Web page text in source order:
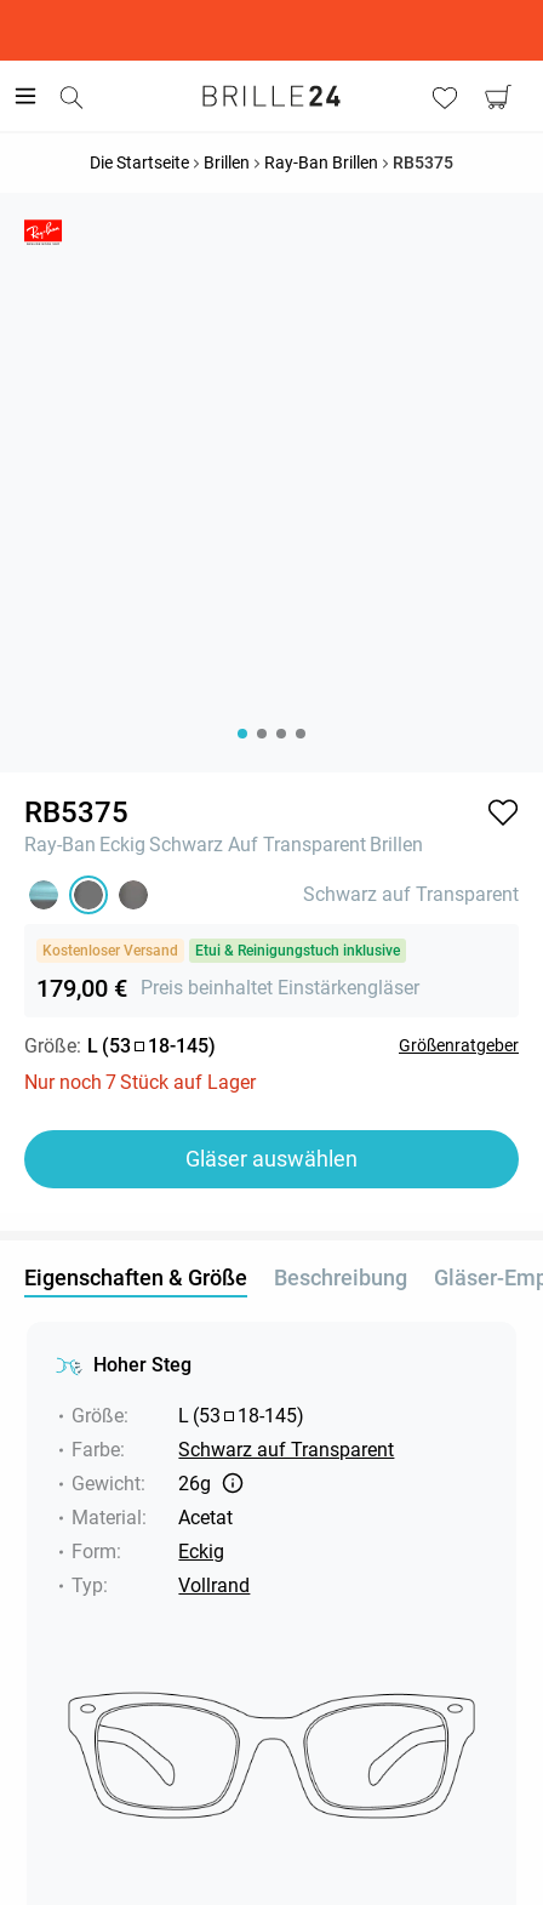
Die Startseite Brillen Ray-Ban Brillen RB5375
RB5375
Ray-Ban Eckig Schwarz Auf Transparent Brillen
Schwarz auf Transparent
Kostenloser Versand Etui & Reinigungstuch inklusive
179,00 € Preis beinhaltet Einstärkengläser
Größe: L (53 18-145) Größenratgeber
Nur noch 7Stück auf Lager
Gläser auswählen
Eigenschaften & Größe Beschreibung Gläser-
Hoher Steg
Größe: L (53 18-145)
Farbe:
Schwarz auf Transparent
Gewicht:
26g
Material:
Acetat
Form:
Eckig
Typ: Vollrand